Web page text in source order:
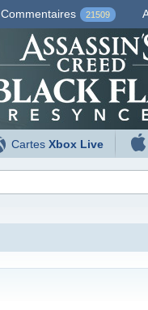
Commentaires 21509
CartesXbox Live